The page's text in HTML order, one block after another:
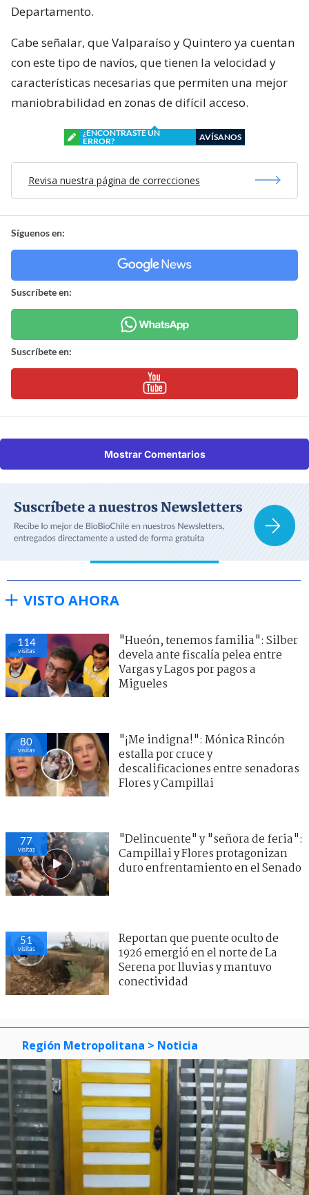
Departamento.
Cabe señalar, que Valparaíso y Quintero ya cuentan
con este tipo de navíos, que tienen la velocidad y
características necesarias que permiten una mejor
maniobrabilidad en zonas de difícil acceso.
¿ENCONTRASTE UN
ERROR?
AVÍSANOS
Revisa nuestra página de correcciones
Síguenos en:
Suscríbete en:
Suscríbete en:
Mostrar Comentarios
VISTO AHORA
114
visitas
"Hueón, tenemos familia": Silber
devela ante fiscalía pelea entre
Vargas y Lagos por pagos a
Migueles
80
visitas
"¡Me indigna!": Mónica Rincón
estalla por cruce y
descalificaciones entre senadoras
Flores y Campillai
77
visitas
"Delincuente" y "señora de feria":
Campillai y Flores protagonizan
duro enfrentamiento en el Senado
51
visitas
Reportan que puente oculto de
1926 emergió en el norte de La
Serena por lluvias y mantuvo
conectividad
Región Metropolitana > Noticia